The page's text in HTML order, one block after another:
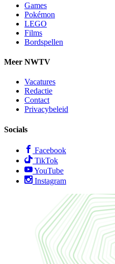
Games
Pokémon
LEGO
Films
Bordspellen
Meer NWTV
Vacatures
Redactie
Contact
Privacybeleid
Socials
Facebook
TikTok
YouTube
Instagram